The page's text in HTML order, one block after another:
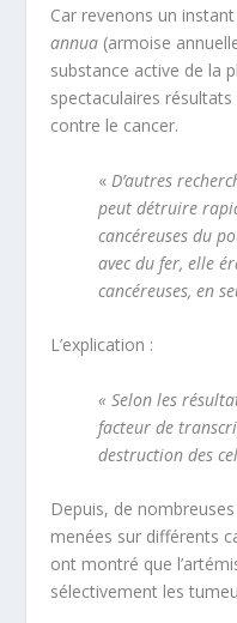
Car revenons un
annua (armoise
substance active de la
spectaculaires
contre le cancer.
« D’autres
peut détruire
cancéreuses du
avec du fer, elle
cancéreuses, en
L’explication :
« Selon les
facteur de
destruction des
Depuis, de
menées sur différents
ont montré que
sélectivement les